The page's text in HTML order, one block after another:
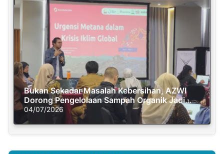
Bukan Sekadar Masalah Kebersihan, AZWI
Dorong Pengelolaan Sampah Organik Jadi
Solusi Krisis Iklim
04/07/2026